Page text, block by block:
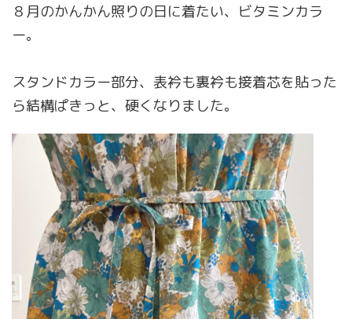
８月のかんかん照りの日に着たい、ビタミンカラ
ー。
スタンドカラー部分、表衿も裏衿も接着芯を貼った
ら結構ぱきっと、硬くなりました。